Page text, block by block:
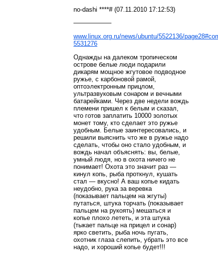
no-dashi ****# (07.11.2010 17:12:53)
——————
www.linux.org.ru/news/ubuntu/5522136/
5531276
Однажды на далеком тропическом
острове белые люди подарили
дикарям мощное жгутовое подводное
ружье, с карбоновой рамой,
оптоэлектронным прицлом,
ультразвуковым сонаром и вечными
батарейками. Через две недели вождь
племени пришел к белым и сказал,
что готов заплатить 10000 золотых
монет тому, кто сделает это ружье
удобным. Белые заинтересовались, и
решили выяснить что же в ружье надо
сделать, чтобы оно стало удобным, и
вождь начал объяснять: вы, белые,
умный людя, но в охота ничего не
понимает! Охота это значит раз —
кинул копь, рыба проткнул, кушать
стал — вкусно! А ваш копье кидать
неудобно, рука за веревка
(показывает пальцем на жгуты)
путаться, штука торчать (показывает
пальцем на рукоять) мешаться и
копье плохо лететь, и эта штука
(тыкает пальце на прицел и сонар)
ярко светить, рыба ночь пугать,
охотник глаза слепить, убрать это все
надо, и хороший копье будет!!!